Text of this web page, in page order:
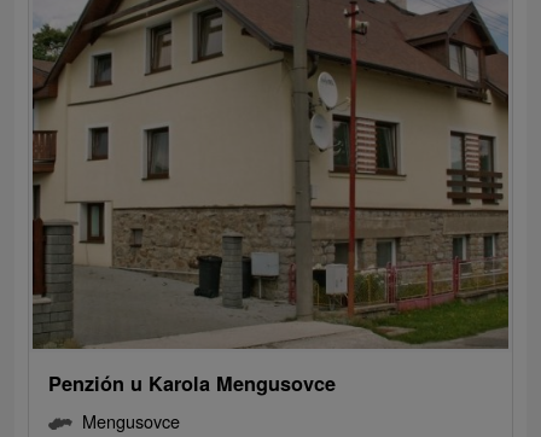
Penzión u Karola Mengusovce
Mengusovce